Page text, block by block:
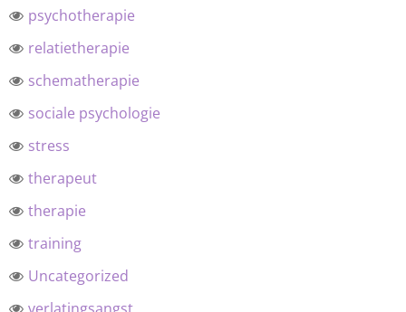
psychotherapie
relatietherapie
schematherapie
sociale psychologie
stress
therapeut
therapie
training
Uncategorized